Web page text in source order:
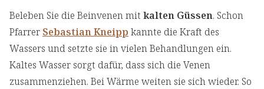
Beleben Sie die Beinvenen mit kalten Güssen. Schon
Pfarrer Sebastian Kneipp kannte die Kraft des
Wassers und setzte sie in vielen Behandlungen ein.
Kaltes Wasser sorgt dafür, dass sich die Venen
zusammenziehen. Bei Wärme weiten sie sich wieder. So